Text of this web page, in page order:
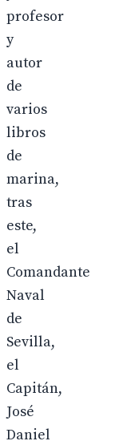
profesor
y
autor
de
varios
libros
de
marina,
tras
este,
el
Comandante
Naval
de
Sevilla,
el
Capitán,
José
Daniel